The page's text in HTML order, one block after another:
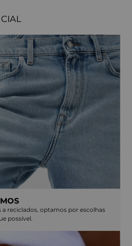
reciclados, optamos por escolhas
possível.